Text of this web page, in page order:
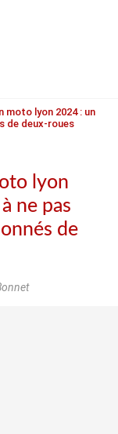
moto lyon 2024 : un
de deux-roues
lyon
ne pas
de